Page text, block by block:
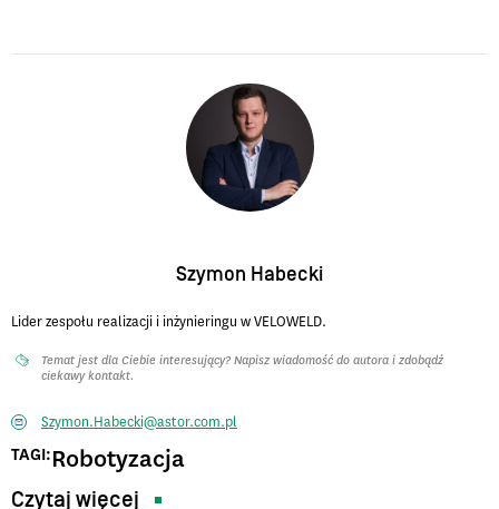
Szymon Habecki
Lider zespołu realizacji i inżynieringu w VELOWELD.
Temat jest dla Ciebie interesujący? Napisz wiadomość do autora i zdobądź
ciekawy kontakt.
Szymon.Habecki@astor.com.pl
TAGI:Robotyzacja
Czytaj więcej